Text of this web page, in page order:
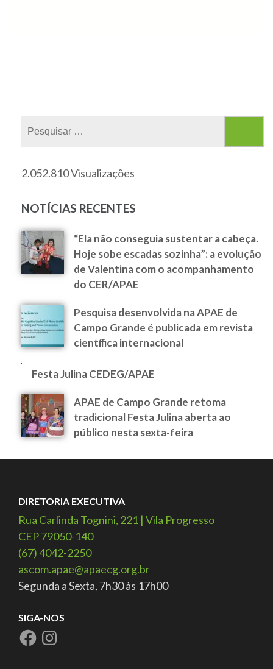
2.052.810 Visualizações
NOTÍCIAS RECENTES
“Ela não conseguia sustentar a cabeça.
Hoje sobe escadas sozinha”: a evolução
de Valentina com o acompanhamento
do CER/APAE
Pesquisa desenvolvida na APAE de
Campo Grande é publicada em revista
científica internacional
Festa Julina CEDEG/APAE
APAE de Campo Grande retoma
tradicional Festa Julina aberta ao
público nesta sexta-feira
DIRETORIA EXECUTIVA
Rua Carlinda Tognini, 221 | Vila Progresso
CEP 79050-140
(67) 4042-2250
ascom.apae@apaecg.org.br
Segunda a Sexta, 7h30 às 17h00
SIGA-NOS